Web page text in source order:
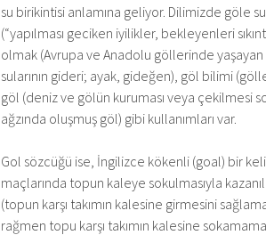
su birikintisi anlamına geliyor. Dilimizde göle
(“yapılması geciken iyilikler, bekleyenleri
olmak (Avrupa ve Anadolu göllerinde
sularının gideri; ayak, gideğen), göl bilimi
göl (deniz ve gölün kuruması veya çekilmesi
ağzında oluşmuş göl) gibi kullanımları var.
Gol sözcüğü ise, İngilizce kökenli (goal) bir
maçlarında topun kaleye sokulmasıyla
(topun karşı takımın kalesine girmesini
rağmen topu karşı takımın kalesine